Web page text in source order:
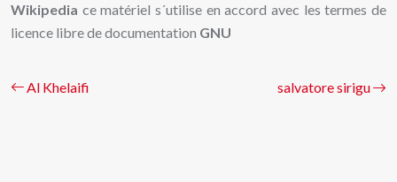
Wikipedia ce matériel s´utilise en accord avec les termes de
licence libre de documentation GNU
Al Khelaifi salvatore sirigu